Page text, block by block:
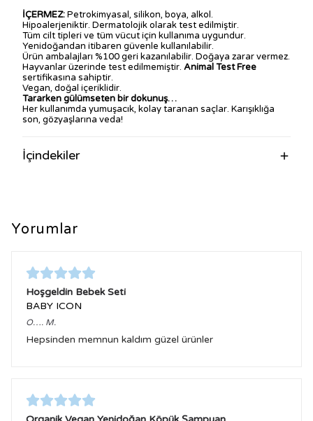
İÇERMEZ:Petrokimyasal, silikon, boya, alkol.
Hipoalerjeniktir. Dermatolojik olarak test edilmiştir.
Tüm cilt tipleri ve tüm vücut için kullanıma uygundur.
Yenidoğandan itibaren güvenle kullanılabilir.
Ürün ambalajları %100 geri kazanılabilir. Doğaya zarar vermez.
Hayvanlar üzerinde test edilmemiştir. Animal Test Free
sertifikasına sahiptir.
Vegan, doğal içeriklidir.
Tararken gülümseten bir dokunuş…
Her kullanımda yumuşacık, kolay taranan saçlar. Karışıklığa
son, gözyaşlarına veda!
İçindekiler
Yorumlar
Hoşgeldin Bebek Seti
BABY ICON
O…. M.
Hepsinden memnun kaldım güzel ürünler